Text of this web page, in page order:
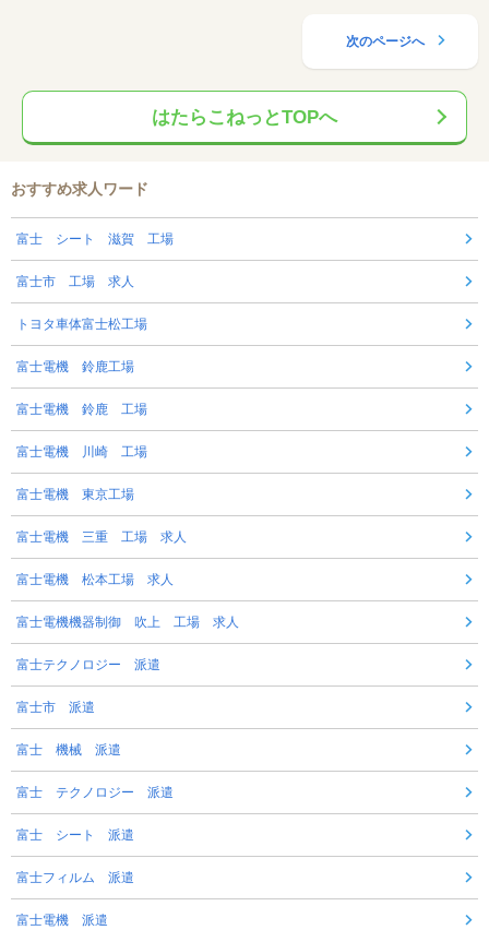
次のページへ
はたらこねっとTOPへ
おすすめ求人ワード
富士 シート 滋賀 工場
富士市 工場 求人
トヨタ車体富士松工場
富士電機 鈴鹿工場
富士電機 鈴鹿 工場
富士電機 川崎 工場
富士電機 東京工場
富士電機 三重 工場 求人
富士電機 松本工場 求人
富士電機機器制御 吹上 工場 求人
富士テクノロジー 派遣
富士市 派遣
富士 機械 派遣
富士 テクノロジー 派遣
富士 シート 派遣
富士フィルム 派遣
富士電機 派遣